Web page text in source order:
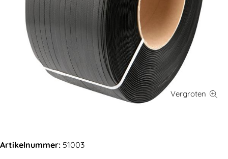
Artikelnummer: 51003